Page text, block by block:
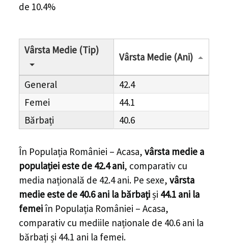
de 10.4%
Vârsta Medie (Tip)
Vârsta Medie (Ani)
General
42.4
Femei
44.1
Bărbați
40.6
În Populația României – Acasa, vârsta medie a
populației este de 42.4 ani, comparativ cu
media națională de 42.4 ani. Pe sexe, vârsta
medie este de 40.6 ani la bărbațiși 44.1 ani la
femeiîn Populația României – Acasa,
comparativ cu mediile naționale de 40.6 ani la
bărbați și 44.1 ani la femei.